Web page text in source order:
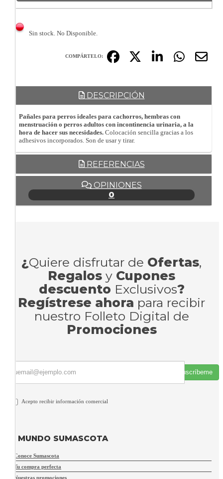
Sin stock. No Disponible.
COMPÁRTELO:
DESCRIPCIÓN
Pañales para perros ideales para cachorros, hembras con
menstruación o perros adultos con incontinencia urinaria, a la
hora de hacer sus necesidades. Colocación sencilla gracias a los
adhesivos incorporados. Son de usar y tirar.
REFERENCIAS
OPINIONES
0
¿Quiere disfrutar de Ofertas,
Regalos y Cupones
descuento Exclusivos?
Regístrese ahora para recibir
nuestro Folleto Digital de
Promociones
Suscríbeme
Acepto recibir información comercial
MUNDO SUMASCOTA
Conoce Sumascota
Tu compra perfecta
Nuestras promociones